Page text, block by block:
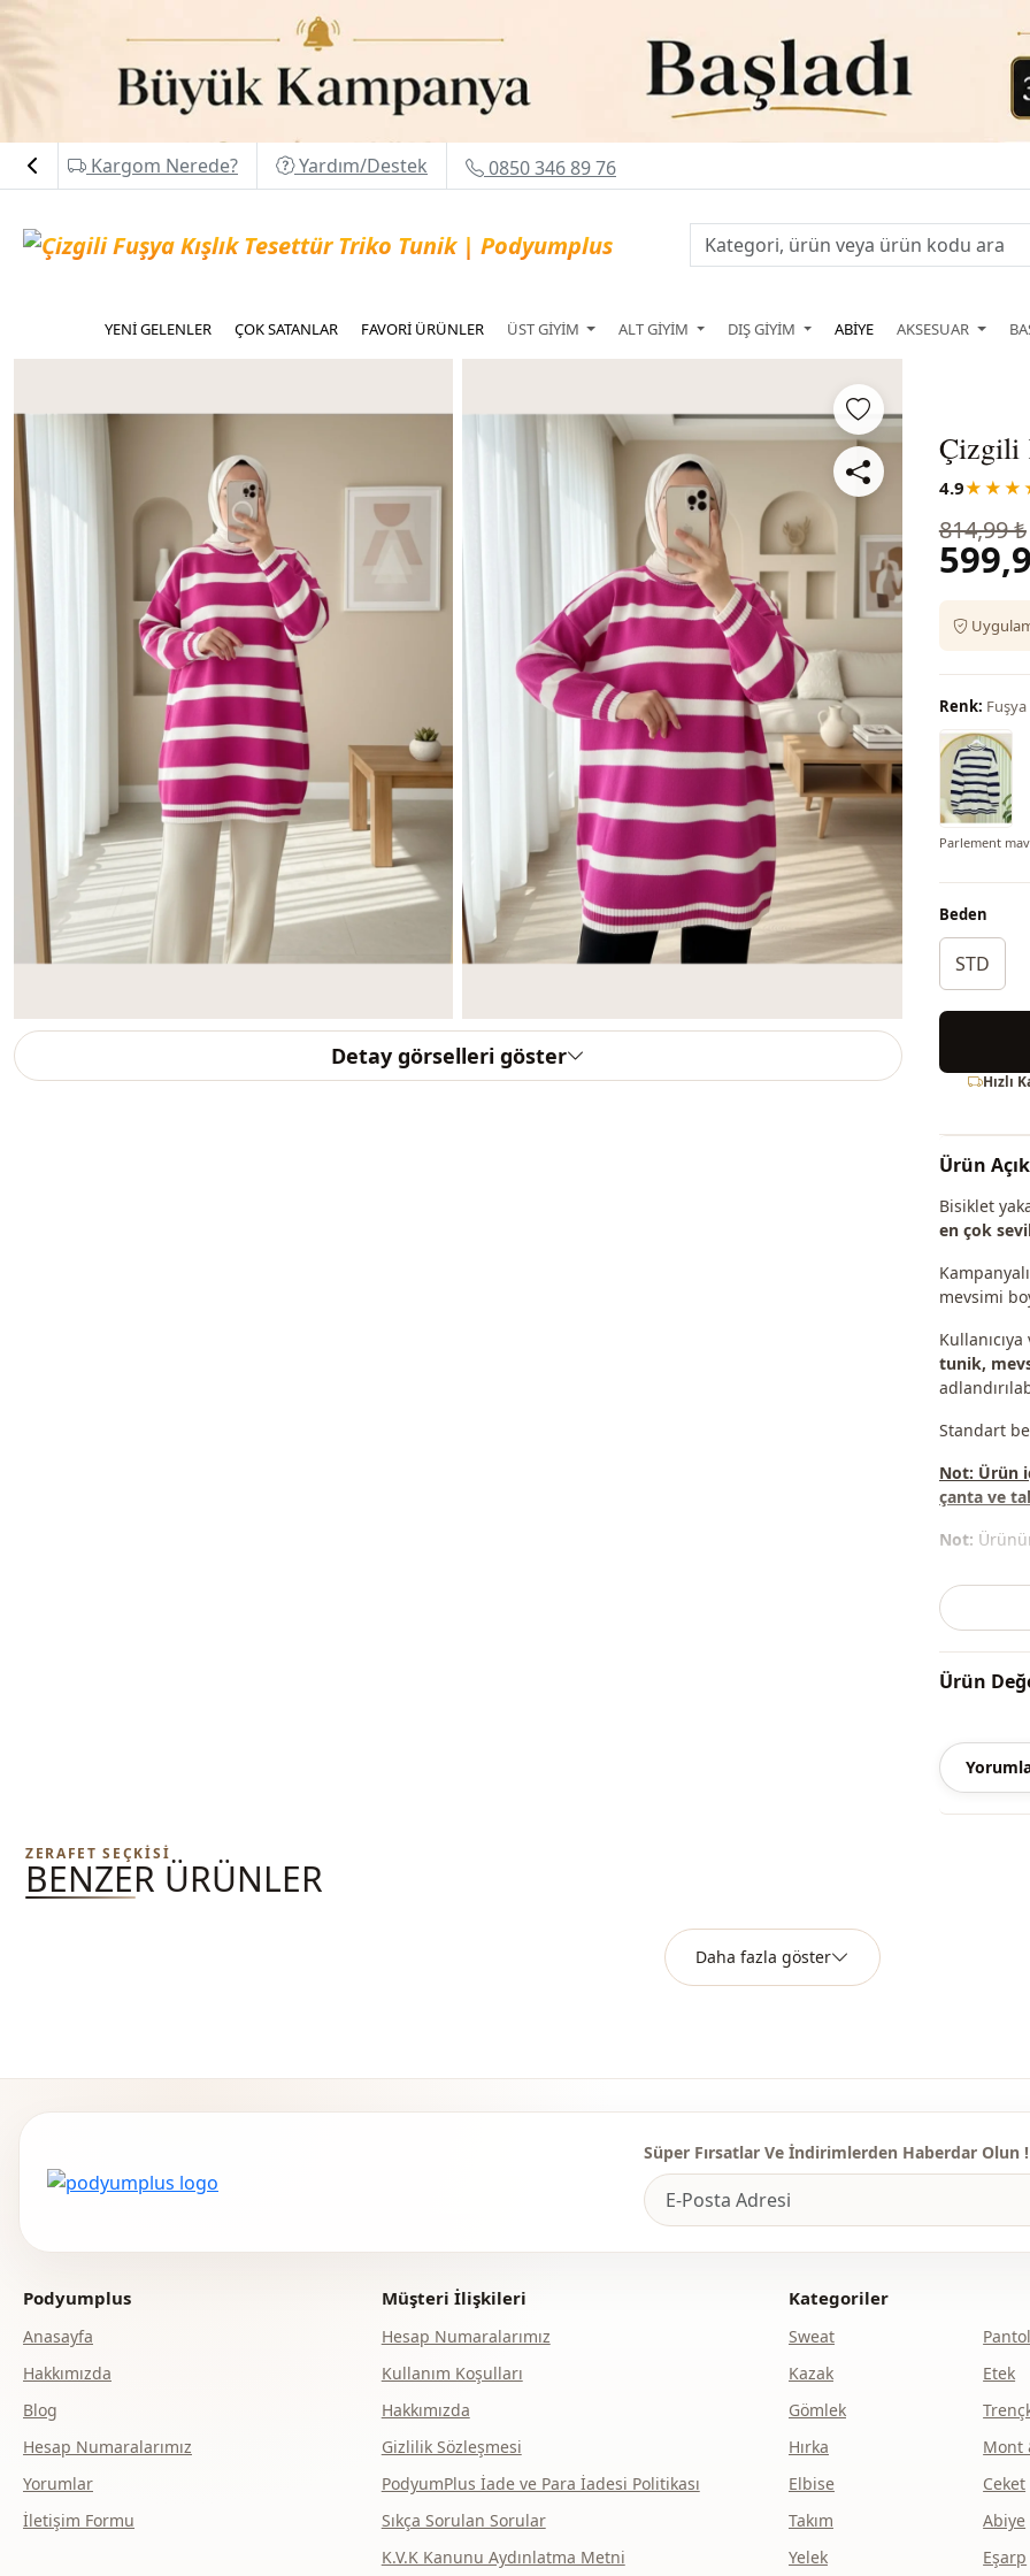
Kargom Nerede? Yardım/Destek 0850 346 89 76
YENİ GELENLER ÇOK SATANLAR FAVORİ ÜRÜNLER ÜST GİYİM ALT GİYİM DIŞ GİYİM ABİYE AKSESUAR
Detay görselleri göster
Çizgili
4.9
814,99 ₺
Renk: Fuşya
Parlement
Beden
STD
Hızlı
Ürün
Bisiklet
en çok
mevsimi
tunik,
Standart
Not: Ürün
çanta ve
Not:
Yıkama:30
%100
Yaka
Kumaş
Mevsi̇m
Ürün
ZERAFET SEÇKISI
BENZER ÜRÜNLER
Daha fazla göster
Süper Fırsatlar Ve İndirimlerden Haberdar Olun !
Podyumplus
Anasayfa
Hakkımızda
Blog
Hesap Numaralarımız
Yorumlar
İletişim Formu
Müşteri İlişkileri
Hesap Numaralarımız
Kullanım Koşulları
Hakkımızda
Gizlilik Sözleşmesi
PodyumPlus İade ve Para İadesi Politikası
Sıkça Sorulan Sorular
K.V.K Kanunu Aydınlatma Metni
Kategoriler
Sweat
Kazak
Gömlek
Hırka
Elbise
Takım
Yelek
Etek
Mont
Ceket
Abiye
Eşarp